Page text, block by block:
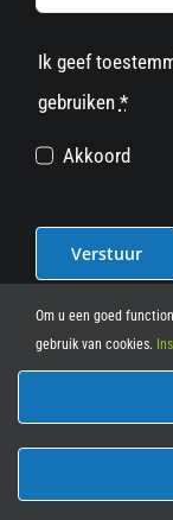
Ik geef
gebruiken *
Akkoord
Verstuur
© 2012 - 2026•
Om u een goed
gebruik van cookies.